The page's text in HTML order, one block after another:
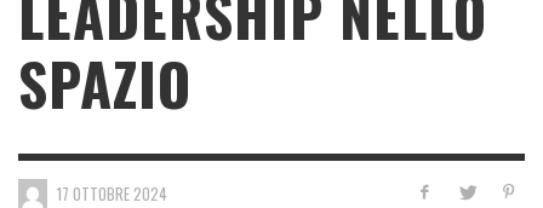
SPAZIO
17 OTTOBRE 2024